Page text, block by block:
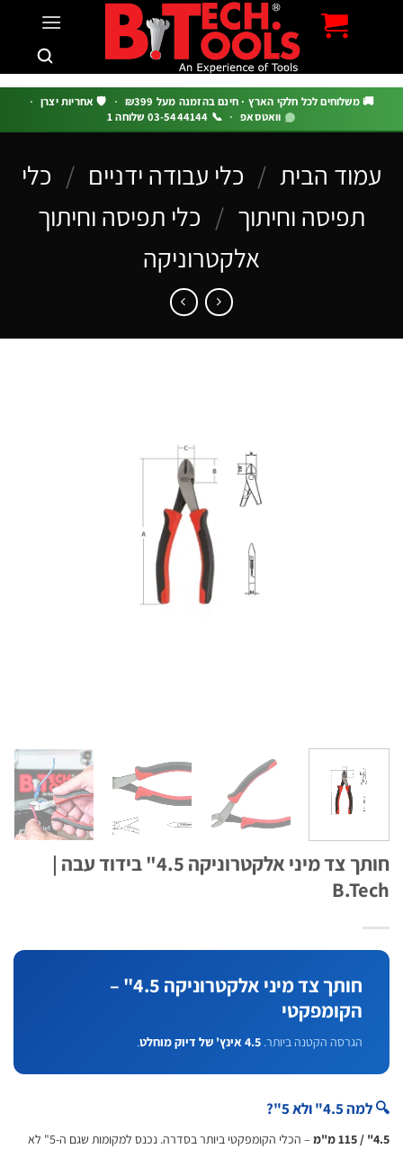
משלוחים לכל חלקי הארץ · חינם בהזמנה מעל ₪399 · 🛡️ אחריות יצרן ·
וואטסאפ · 📞 03-5444144 שלוחה 1
הבית / כלי עבודה ידניים /
כלי
תפיסה וחיתוך /
כלי תפיסה וחיתוך
אלקטרוניקה
חותך צד מיני אלקטרוניקה 4.5" בידוד עבה |
חותך צד מיני אלקטרוניקה 4.5" –
הקומפקטי
הגרסה הקטנה ביותר.4.5 אינץ' של דיוק מוחלט .
ולא 5"?
– הכלי הקומפקטי ביותר בסדרה. נכנס למקומות שגם ה-5" לא